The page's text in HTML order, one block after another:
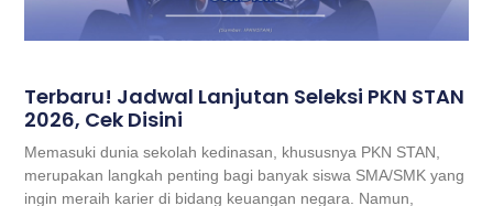
Terbaru! Jadwal Lanjutan Seleksi PKN STAN
2026, Cek Disini
Memasuki dunia sekolah kedinasan, khususnya PKN STAN,
merupakan langkah penting bagi banyak siswa SMA/SMK yang
ingin meraih karier di bidang keuangan negara. Namun,